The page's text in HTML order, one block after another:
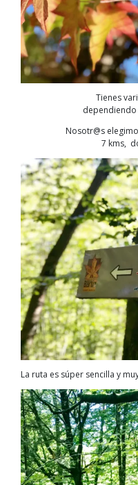
Tienes
Nosotr@s
7 kms,
La ruta es súper sencilla y